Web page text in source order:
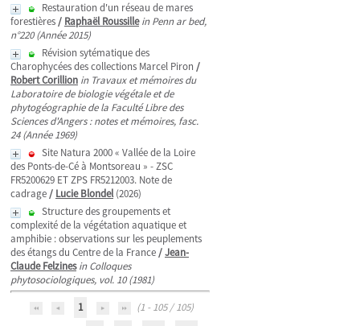
Restauration d'un réseau de mares
forestières/ Raphaël Roussille in Penn ar bed,
n°220 (Année 2015)
Révision sytématique des
Charophycées des collections Marcel Piron /
Robert Corillion in Travaux et mémoires du
Laboratoire de biologie végétale et de
phytogéographie de la Faculté Libre des
Sciences d'Angers : notes et mémoires, fasc.
24 (Année 1969)
Site Natura 2000 « Vallée de la Loire
des Ponts-de-Cé à Montsoreau » - ZSC
FR5200629 ET ZPS FR5212003. Note de
cadrage/ Lucie Blondel(2026)
Structure des groupements et
complexité de la végétation aquatique et
amphibie : observations sur les peuplements
des étangs du Centre de la France/Jean-
Claude Felzines in Colloques
phytosociologiques, vol. 10 (1981)
1
(1 - 105 / 105)